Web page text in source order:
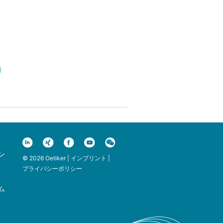
© 2026 Oetiker | インプリント
プライバシーポリシー